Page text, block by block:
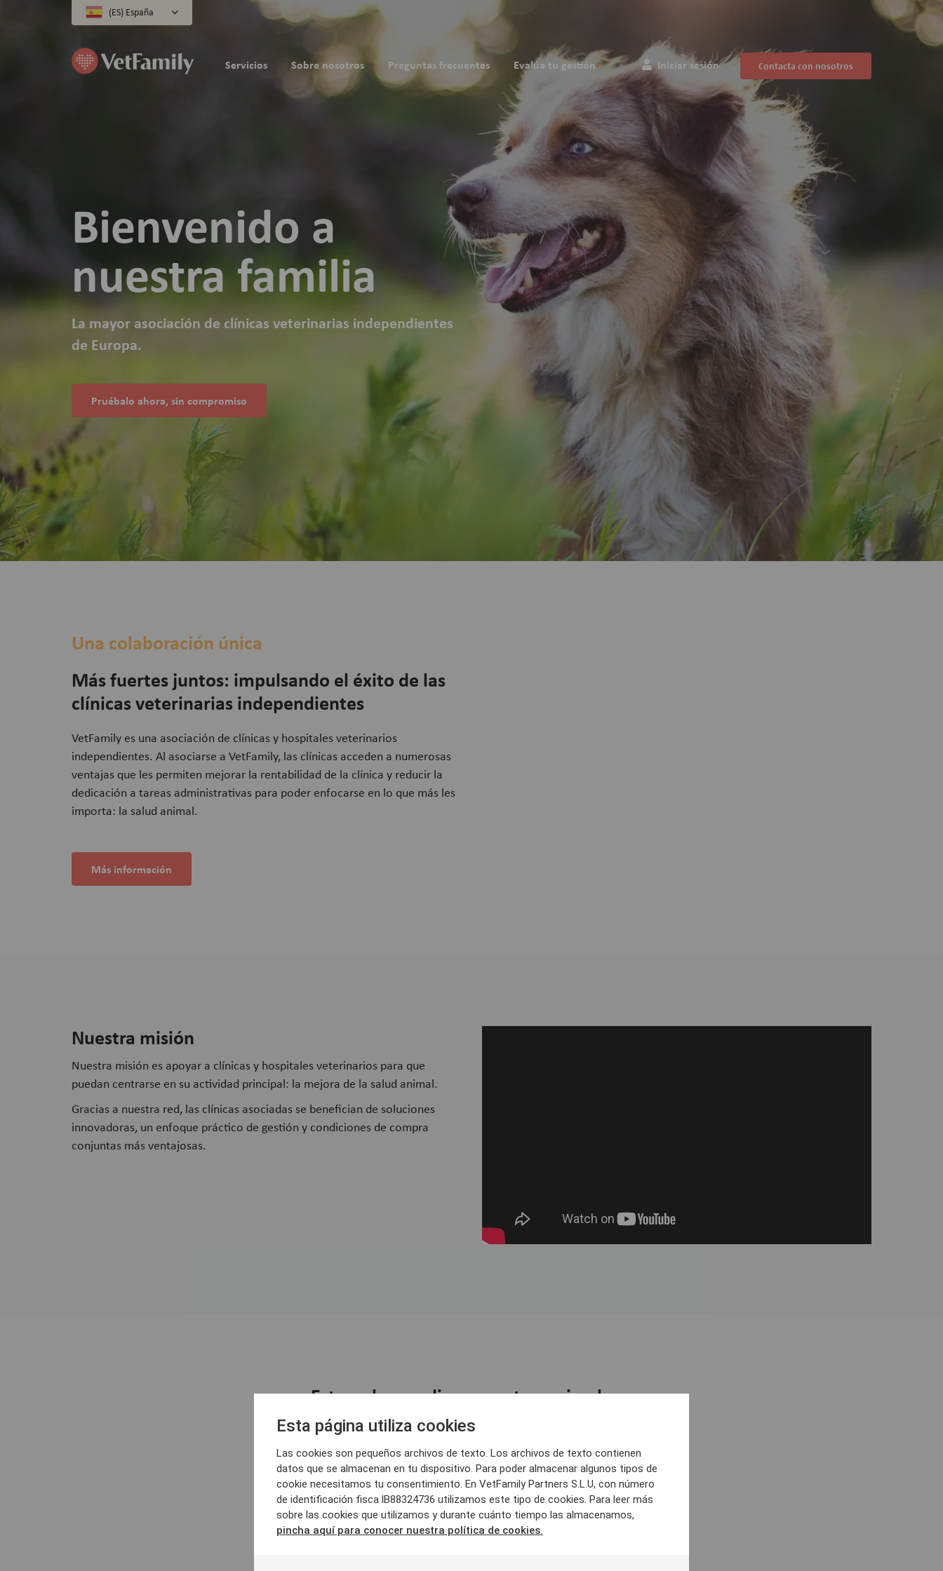
Servicios Sobre nosotros Preguntas frecuentes Evalúa tu gestión
(ES) España
Iniciar sesión Contacta con nosotros
Bienvenido a
nuestra familia
La mayor asociación de clínicas veterinarias independientes
de Europa.
Pruébalo ahora, sin compromiso
Una colaboración única
Más fuertes juntos: impulsando el éxito de las
clínicas veterinarias independientes
VetFamily es una asociación de clínicas y hospitales veterinarios
independientes. Al asociarse a VetFamily, las clínicas acceden a numerosas
ventajas que les permiten mejorar la rentabilidad de la clínica y reducir la
dedicación a tareas administrativas para poder enfocarse en lo que más les
importa: la salud animal.
Más información
Nuestra misión
Nuestra misión es apoyar a clínicas y hospitales veterinarios para que
puedan centrarse en su actividad principal: la mejora de la salud animal.
Gracias a nuestra red, las clínicas asociadas se benefician de soluciones
innovadoras, un enfoque práctico de gestión y condiciones de compra
conjuntas más ventajosas.
Esto es lo que dicen nuestros miembros
Esta página utiliza cookies
Las cookies son pequeños archivos de texto. Los archivos de texto contienen
datos que se almacenan en tu dispositivo. Para poder almacenar algunos tipos de
cookie necesitamos tu consentimiento. En VetFamily Partners S.L.U, con número
de identificación fisca lB88324736 utilizamos este tipo de cookies. Para leer más
sobre las cookies que utilizamos y durante cuánto tiempo las almacenamos,
pincha aquí para conocer nuestra política de cookies.